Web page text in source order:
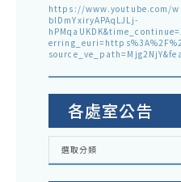
https://www.youtube.com/
blDmYxiryAPAqLJLj-
各處室公告
各
室
選取分類